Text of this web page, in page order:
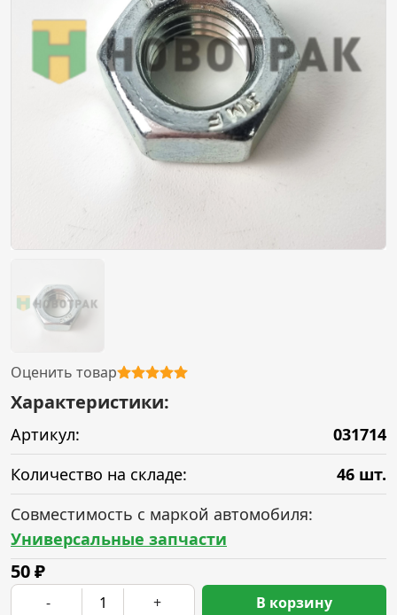
Оценить товар
Характеристики:
Артикул:
031714
Количество на складе:
46 шт.
Совместимость с маркой автомобиля:
Универсальные запчасти
50₽
- + В корзину